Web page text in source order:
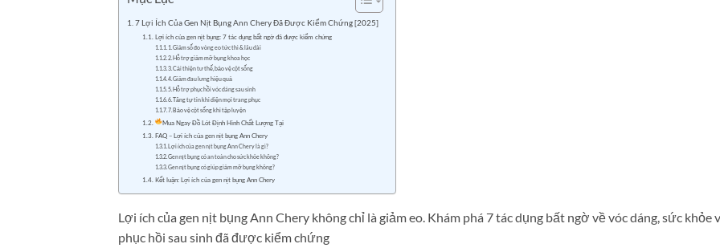
7 Lợi Ích Của Gen Nịt Bụng Ann Chery Đã Được Kiểm Chứng [2025]
Lợi ích của gen nịt bụng: 7 tác dụng bất ngờ đã được kiểm chứng
1. Giảm số đo vòng eo tức thì & lâu dài
2. Hỗ trợ giảm mỡ bụng khoa học
3. Cải thiện tư thế, bảo vệ cột sống
4. Giảm đau lưng hiệu quả
5. Hỗ trợ phục hồi vóc dáng sau sinh
6. Tăng tự tin khi diện mọi trang phục
7. Bảo vệ cột sống khi tập luyện
Mua Ngay Đồ Lót Định Hình Chất Lượng Tại
FAQ – Lợi ích của gen nịt bụng Ann Chery
Lợi ích của gen nịt bụng Ann Chery là gì?
Gen nịt bụng có an toàn cho sức khỏe không?
Gen nịt bụng có giúp giảm mỡ bụng không?
Kết luận: Lợi ích của gen nịt bụng Ann Chery
Lợi ích của gen nịt bụng Ann Chery không chỉ là giảm eo. Khám phá 7 tác dụng bất ngờ về vóc dáng, sức khỏe
phục hồi sau sinh đã được kiểm chứng